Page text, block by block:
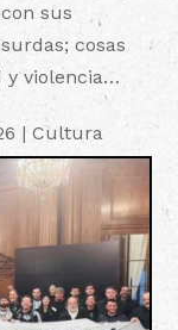
|Cultura
sus
cosas
y violencia…